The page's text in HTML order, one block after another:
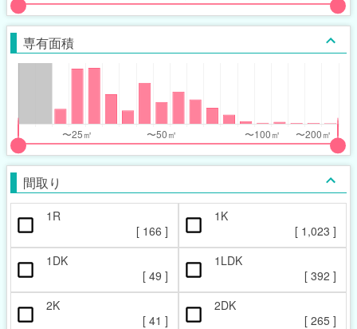
専有面積
間取り
1R
[ 166 ]
1K
[ 1,023 ]
1DK
[ 49 ]
1LDK
[ 392 ]
2K
[ 41 ]
2DK
[ 265 ]